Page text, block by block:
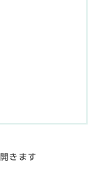
きます